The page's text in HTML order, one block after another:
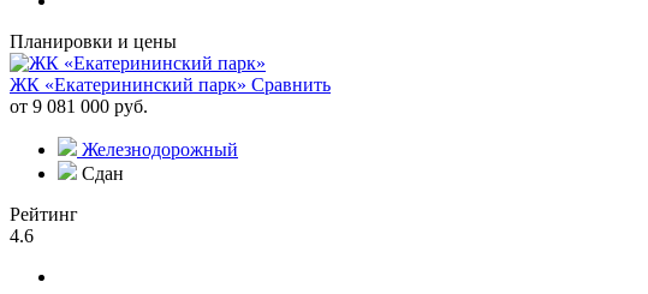
Планировки и цены
ЖК «Екатерининский парк» Сравнить
от 9 081 000 руб.
Железнодорожный
Сдан
Рейтинг
4.6